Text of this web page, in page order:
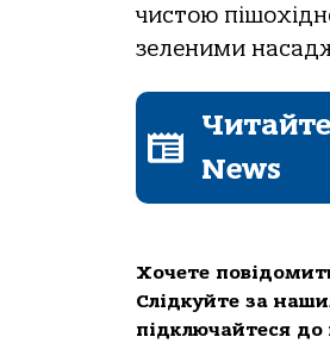
чистою
зеленими
News
Хочете
Слідкуйте за
підключайтеся до